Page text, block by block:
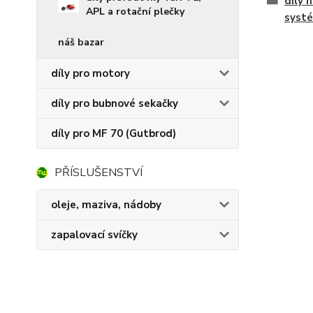
APL a rotační plečky
náš bazar
díly pro motory
díly pro bubnové sekačky
díly pro MF 70 (Gutbrod)
PŘÍSLUŠENSTVÍ
oleje, maziva, nádoby
zapalovací svíčky